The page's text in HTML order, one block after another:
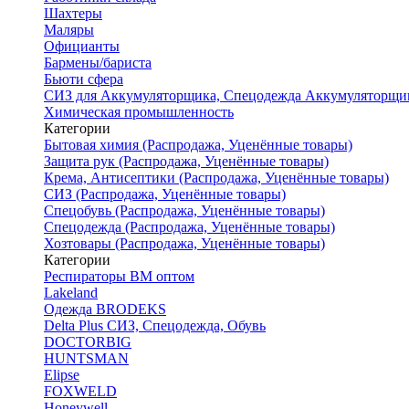
Шахтеры
Маляры
Официанты
Бармены/бариста
Бьюти сфера
СИЗ для Аккумуляторщика, Спецодежда
Химическая промышленность
Категории
Бытовая химия (Распродажа, Уценённые товары)
Защита рук (Распродажа, Уценённые товары)
Крема, Антисептики (Распродажа, Уценённые товары)
СИЗ (Распродажа, Уценённые товары)
Спецобувь (Распродажа, Уценённые товары)
Спецодежда (Распродажа, Уценённые товары)
Хозтовары (Распродажа, Уценённые товары)
Категории
Респираторы ВМ оптом
Lakeland
Одежда BRODEKS
Delta Plus СИЗ, Спецодежда, Обувь
DOCTORBIG
HUNTSMAN
Elipse
FOXWELD